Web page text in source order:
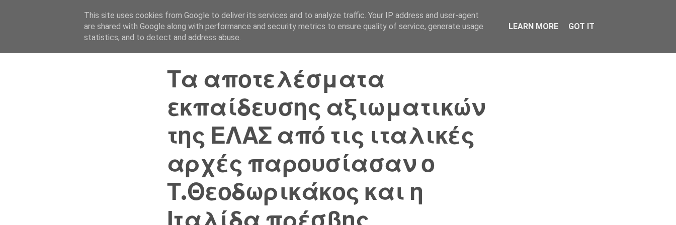
Αρχική Σελίδα Ελλάδα Συνδικαλισμός Σ.Α. Επικοινωνία Κόσμος
Τα αποτελέσματα
εκπαίδευσης αξιωματικών
της ΕΛΑΣ από τις ιταλικές
αρχές παρουσίασαν ο
Τ.Θεοδωρικάκος και η
This site uses cookies from Google to deliver its services and to analyze traffic. Your IP address and user-agent
are shared with Google along with performance and security metrics to ensure quality of service, generate usage
statistics, and to detect and address abuse.
LEARN MORE GOT IT